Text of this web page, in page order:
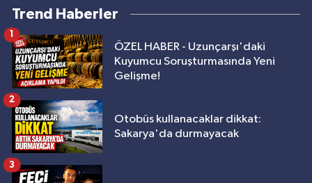
Trend Haberler
ÖZEL HABER - Uzunçarşı'daki
Kuyumcu Soruşturmasında Yeni
Gelişme!
1
Otobüs kullanacaklar dikkat:
Sakarya'da durmayacak
2
3